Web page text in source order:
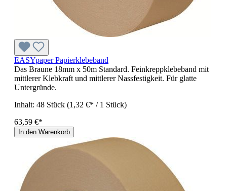
EASYpaper Papierklebeband
Das Braune 18mm x 50m Standard. Feinkreppklebeband mit
mittlerer Klebkraft und mittlerer Nassfestigkeit. Für glatte
Untergründe.
Inhalt: 48 Stück (1,32 €* / 1 Stück)
63,59 €*
In den Warenkorb